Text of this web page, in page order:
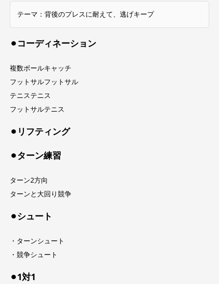
テーマ：背後のプレスに耐えて、逃げキープ
⚫︎コーディネーション
複数ボールキャッチ
フットサルフットサル
テニステニス
フットサルテニス
⚫︎リフティング
⚫︎ターン練習
ターン2方向
ターンと大回り競争
⚫︎シュート
・ターンシュート
・競争シュート
⚫︎1対1